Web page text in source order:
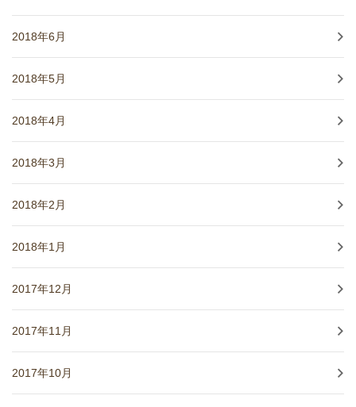
2018年6月
2018年5月
2018年4月
2018年3月
2018年2月
2018年1月
2017年12月
2017年11月
2017年10月